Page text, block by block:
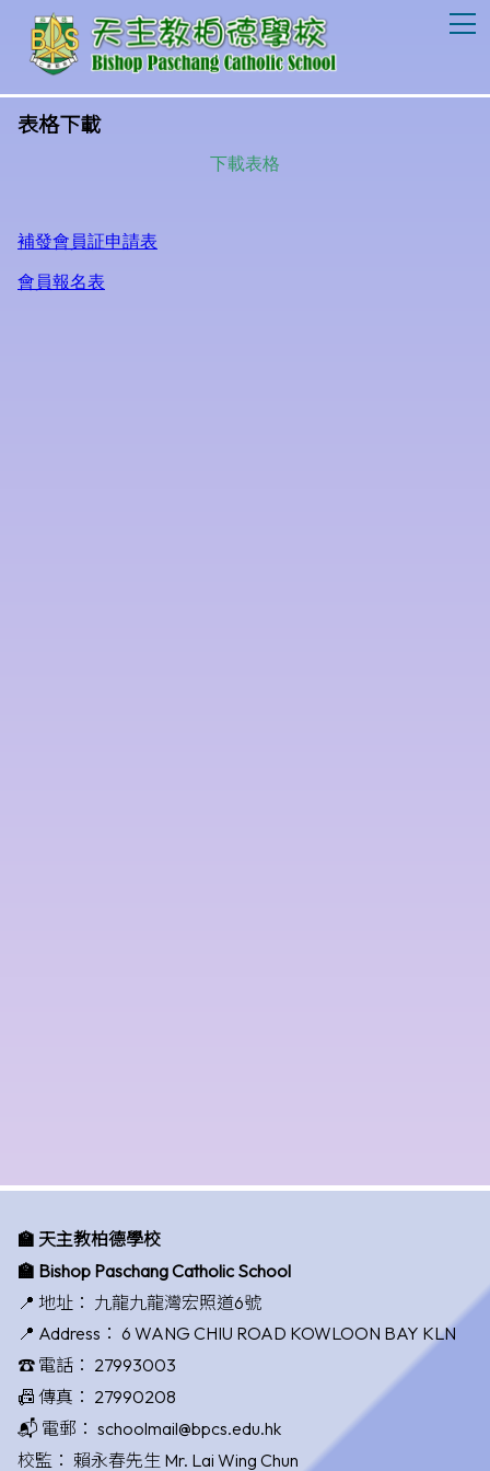
表格下載
🏫 天主教柏德學校
🏫 Bishop Paschang Catholic School
📍 地址： 九龍九龍灣宏照道6號
📍 Address： 6 WANG CHIU ROAD KOWLOON BAY KLN
☎️ 電話： 27993003
📠 傳真： 27990208
📬 電郵： schoolmail@bpcs.edu.hk
校監： 賴永春先生 Mr. Lai Wing Chun